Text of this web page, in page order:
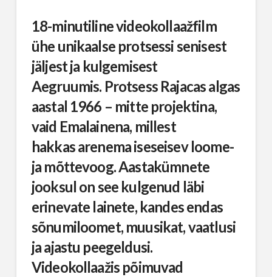
18-minutiline videokollaažfilm
ühe unikaalse protsessi senisest
jäljest ja kulgemisest
Aegruumis. Protsess Rajacas algas
aastal 1966 – mitte projektina,
vaid Emalainena, millest
hakkas arenema iseseisev loome-
ja mõttevoog. Aastakümnete
jooksul on see kulgenud läbi
erinevate lainete, kandes endas
sõnumiloomet, muusikat, vaatlusi
ja ajastu peegeldusi.
Videokollaažis põimuvad